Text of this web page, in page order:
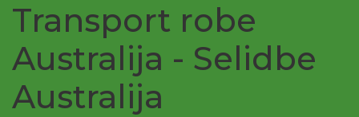
Transport robe
Australija - Selidbe
Australija